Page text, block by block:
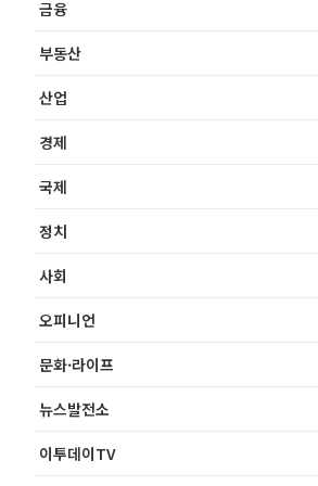
금융
부동산
산업
경제
국제
정치
사회
오피니언
문화·라이프
뉴스발전소
이투데이TV